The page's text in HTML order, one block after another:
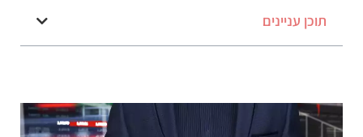
תוכן עניינים